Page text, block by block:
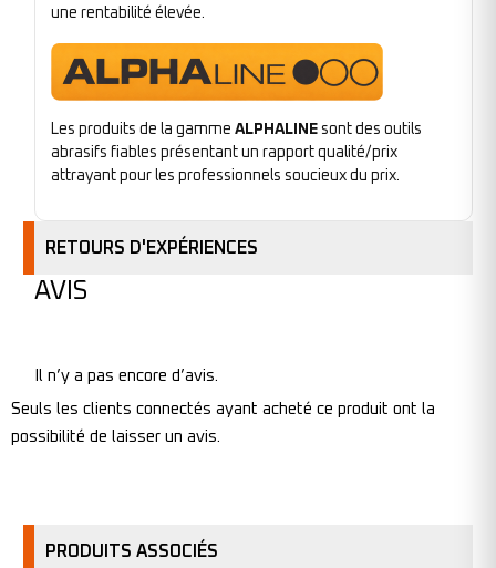
une rentabilité élevée.
Les produits de la gamme ALPHALINE sont des outils
abrasifs fiables présentant un rapport qualité/prix
attrayant pour les professionnels soucieux du prix.
RETOURS D'EXPÉRIENCES
AVIS
Il n’y a pas encore d’avis.
Seuls les clients connectés ayant acheté ce produit ont la
possibilité de laisser un avis.
PRODUITS ASSOCIÉS